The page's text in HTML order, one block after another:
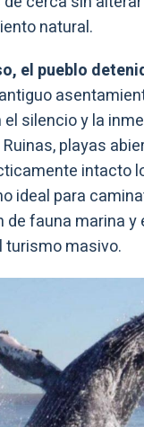
natural.
el pueblo
silencio y la
playas
intacto
ideal para
de fauna marina y
turismo masivo.